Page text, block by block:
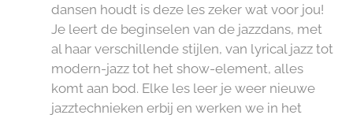
dansen houdt is deze les zeker wat voor jou!
Je leert de beginselen van de jazzdans, met
al haar verschillende stijlen, van lyrical jazz tot
modern-jazz tot het show-element, alles
komt aan bod. Elke les leer je weer nieuwe
jazztechnieken erbij en werken we in het